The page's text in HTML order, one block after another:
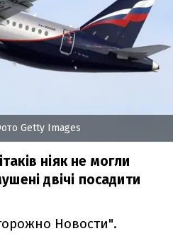
Getty Images
ніяк не могли
двічі посадити
Новости".